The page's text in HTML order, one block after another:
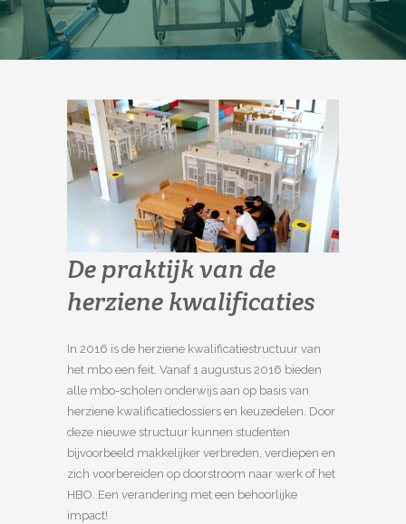
De praktijk van de
herziene kwalificaties
In 2016 is de herziene kwalificatiestructuur van
het mbo een feit. Vanaf 1 augustus 2016 bieden
alle mbo-scholen onderwijs aan op basis van
herziene kwalificatiedossiers en keuzedelen. Door
deze nieuwe structuur kunnen studenten
bijvoorbeeld makkelijker verbreden, verdiepen en
zich voorbereiden op doorstroom naar werk of het
HBO. Een verandering met een behoorlijke
impact!